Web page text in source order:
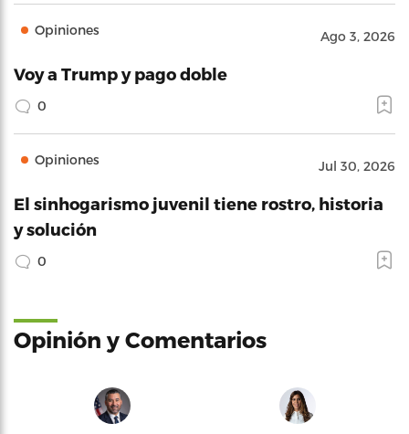
Opiniones Ago 3, 2026
Voy a Trump y pago doble
0
Opiniones Jul 30, 2026
El sinhogarismo juvenil tiene rostro, historia
y solución
0
Opinión y Comentarios